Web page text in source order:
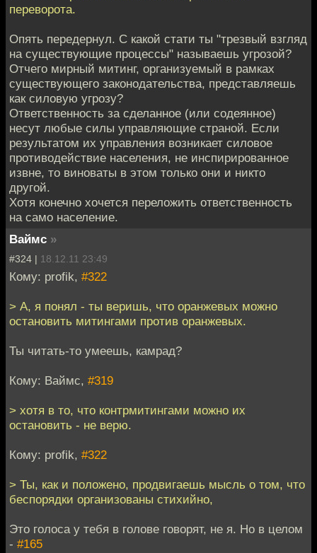
переворота.
Опять передернул. С какой стати ты "трезвый взгляд
на существующие процессы" называешь угрозой?
Отчего мирный митинг, организуемый в рамках
существующего законодательства, представляешь
как силовую угрозу?
Ответственность за сделанное (или содеянное)
несут любые силы управляющие страной. Если
результатом их управления возникает силовое
противодействие населения, не инспирированное
извне, то виноваты в этом только они и никто
другой.
Хотя конечно хочется переложить ответственность
на само население.
Ваймс »
#324 | 18.12.11 23:49
Кому: profik, #322
> А, я понял - ты веришь, что оранжевых можно
остановить митингами против оранжевых.
Ты читать-то умеешь, камрад?
Кому: Ваймс, #319
> хотя в то, что контрмитингами можно их
остановить - не верю.
Кому: profik, #322
> Ты, как и положено, продвигаешь мысль о том, что
беспорядки организованы стихийно,
Это голоса у тебя в голове говорят, не я. Но в целом
- #165